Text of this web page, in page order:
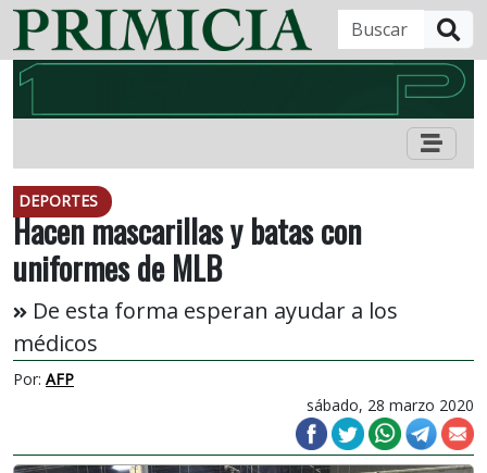
DEPORTES
Hacen mascarillas y batas con
uniformes de MLB
De esta forma esperan ayudar a los
médicos
Por: AFP
sábado, 28 marzo 2020